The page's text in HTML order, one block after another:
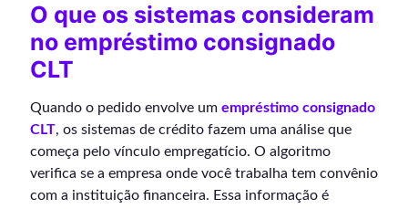
O que os sistemas consideram
no empréstimo consignado
CLT
Quando o pedido envolve um empréstimo consignado
CLT, os sistemas de crédito fazem uma análise que
começa pelo vínculo empregatício. O algoritmo
verifica se a empresa onde você trabalha tem convênio
com a instituição financeira. Essa informação é